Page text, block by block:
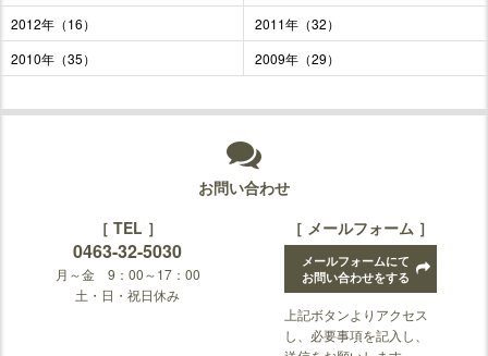
2012年（16）
2011年（32）
2010年（35）
2009年（29）
お問い合わせ
［ TEL ］
0463-32-5030
月～金 9：00～17：00
土・日・祝日休み
［ メールフォーム ］
メールフォームにて
お問い合わせをする
上記ボタンよりアクセス
し、必要事項を記入し、